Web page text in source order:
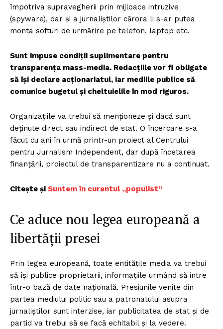
împotriva supravegherii prin mijloace intruzive
(spyware), dar și a jurnaliștilor cărora li s-ar putea
monta softuri de urmărire pe telefon, laptop etc.
Sunt impuse condiții suplimentare pentru
transparența mass-media. Redacțiile vor fi obligate
să își declare acționariatul, iar mediile publice să
comunice bugetul și cheltuielile în mod riguros.
Organizațiile va trebui să menționeze și dacă sunt
deținute direct sau indirect de stat. O încercare s-a
făcut cu ani în urmă printr-un proiect al Centrului
pentru Jurnalism Independent, dar după încetarea
finanțării, proiectul de transparentizare nu a continuat.
Citește și Suntem în curentul „populist”
Ce aduce nou legea europeană a
libertății presei
Prin legea europeană, toate entitățile media va trebui
să își publice proprietarii, informațiile urmând să intre
într-o bază de date națională. Presiunile venite din
partea mediului politic sau a patronatului asupra
jurnaliștilor sunt interzise, iar publicitatea de stat și de
partid va trebui să se facă echitabil și la vedere.